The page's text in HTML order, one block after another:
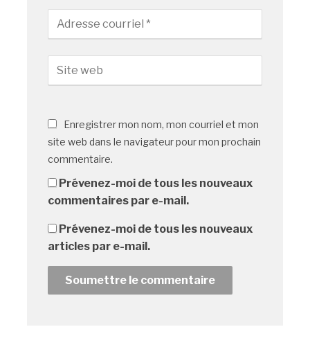
Enregistrer mon nom, mon courriel et mon
site web dans le navigateur pour mon prochain
commentaire.
Prévenez-moi de tous les nouveaux
commentaires par e-mail.
Prévenez-moi de tous les nouveaux
articles par e-mail.